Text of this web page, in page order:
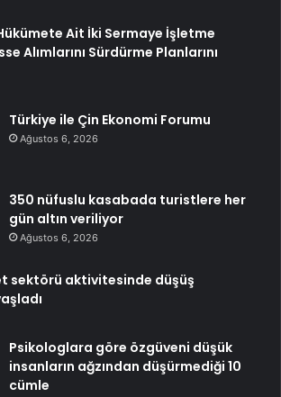
Ait İki Sermaye İşletme
Alımlarını Sürdürme Planlarını
Türkiye ile Çin Ekonomi Forumu
Ağustos 6, 2026
350 nüfuslu kasabada turistlere her
gün altın veriliyor
Ağustos 6, 2026
sektörü aktivitesinde düşüş
Psikologlara göre özgüveni düşük
insanların ağzından düşürmediği 10
cümle